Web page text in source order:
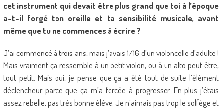
cet instrument qui devait être plus grand que toi à l’époque
a-t-il forgé ton oreille et ta sensibilité musicale, avant
même que tu ne commences à écrire ?
J’ai commencé à trois ans, mais j’avais 1/16 d’un violoncelle d’adulte !
Mais vraiment ça ressemble à un petit violon, ou à un alto peut être,
tout petit. Mais oui, je pense que ça a été tout de suite l’élément
déclencheur parce que ça m’a forcée à progresser. En plus j’étais
assez rebelle, pas très bonne élève. Je n’aimais pas trop le solfège et